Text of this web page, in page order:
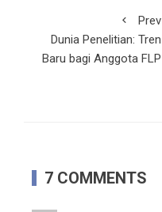
Prev
Dunia Penelitian: Tren
Baru bagi Anggota FLP
7 COMMENTS